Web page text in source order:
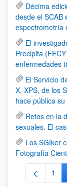
Décima
desde el SCAB
espectrometría
El
Precipita
enfermedades
El Servicio
X, XPS, de los
hace pública
Retos en la
sexuales. El
Los SGIker
Fotografía
1